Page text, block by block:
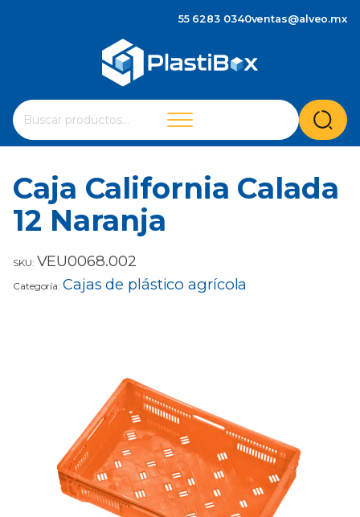
55 6283 0340ventas@alveo.mx
Buscar
por:
Cuando hay resultados autocompletados, puedes
Caja California Calada
12 Naranja
SKU: VEU0068.002
Categoría: Cajas de plástico agrícola